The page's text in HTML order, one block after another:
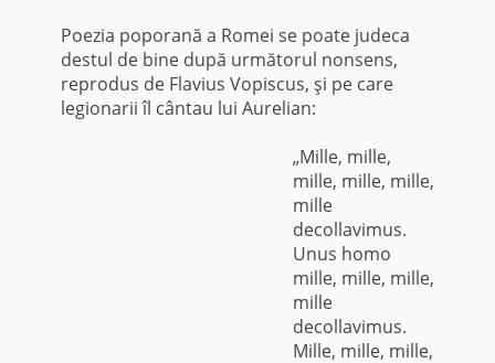
Poezia poporană a Romei se poate judeca
destul de bine după următorul nonsens,
reprodus de Flavius Vopiscus, şi pe care
legionarii îl cântau lui Aurelian:
„Mille, mille,
mille, mille, mille,
mille
decollavimus.
Unus homo
mille, mille, mille,
mille
decollavimus.
Mille, mille, mille,